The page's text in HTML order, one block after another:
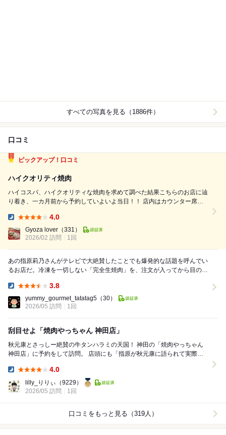
すべての写真を見る（1886件）
口コミ
ピックアップ！口コミ
ハイクオリティ焼肉
ハイコスパ、ハイクオリティな焼肉を求めて調べた結果こちらのお店に辿
り着き、一カ月前から予約していよいよ当日！！ 店内はカウンター席の
とキムチからスタート。キャベツがお代わり可なのは嬉しい☺️ 続いてコ
コロ刺し！ ...
4.0
Gyoza lover （331）
2026/02 訪問
1回
あの指原莉乃さんがテレビで大絶賛したことでも爆発的な話題を呼んでい
るお店だ。冷凍を一切しない「完全生焼肉」を、注文が入ってから目の前
3.8
yummy_gourmet_tatatag5 （30）
2026/05 訪問
1回
刮目せよ「焼肉やっちゃん 神田店」
秋元康とさっしー絶賛の牛タンハラミの天国！ 神田の「焼肉やっちゃん
神田店」に予約をして訪問。 店頭にも「指原が秋元康に語られて実際食
4.0
lilly_りりぃ （9229）
2026/05 訪問
1回
口コミをもっと見る（319人）